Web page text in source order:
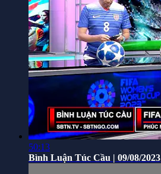
50:13
Bình Luận Túc Cầu | 09/08/2023